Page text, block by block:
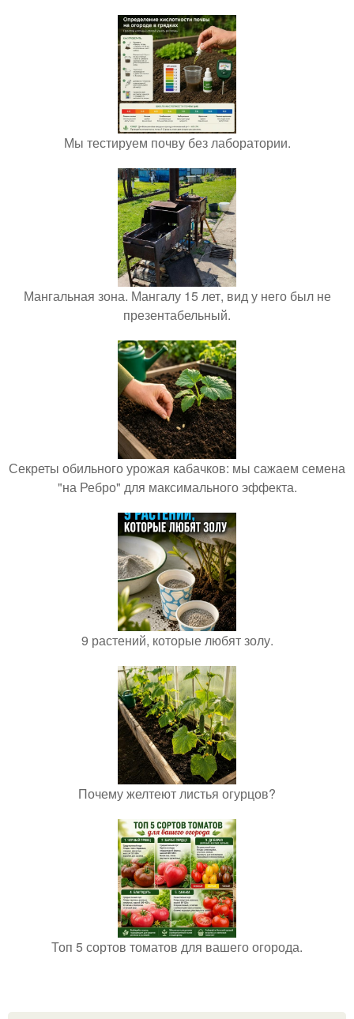
Мы тестируем почву без лаборатории.
Мангальная зона. Мангалу 15 лет, вид у него был не
презентабельный.
Секреты обильного урожая кабачков: мы сажаем семена
"на Ребро" для максимального эффекта.
9 растений, которые любят золу.
Почему желтеют листья огурцов?
Топ 5 сортов томатов для вашего огорода.